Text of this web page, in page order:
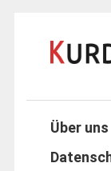
Über uns